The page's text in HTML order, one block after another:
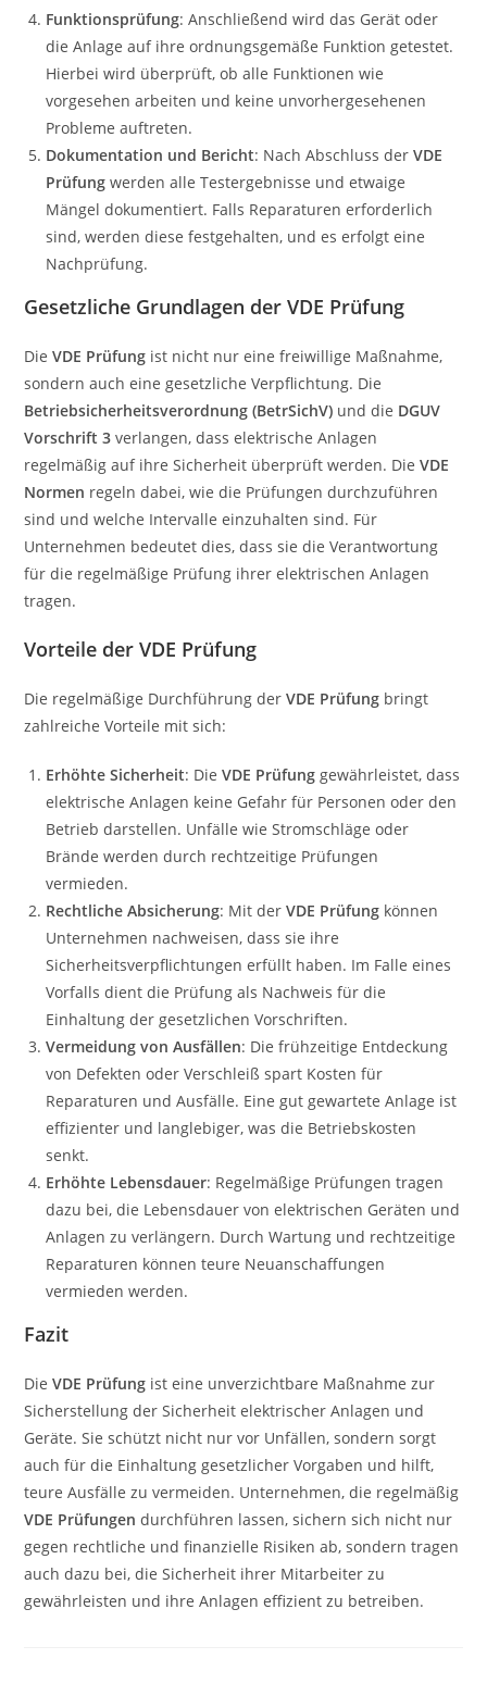
Funktionsprüfung: Anschließend wird das Gerät oder
die Anlage auf ihre ordnungsgemäße Funktion getestet.
Hierbei wird überprüft, ob alle Funktionen wie
vorgesehen arbeiten und keine unvorhergesehenen
Probleme auftreten.
Dokumentation und Bericht: Nach Abschluss derVDE
Prüfung werden alle Testergebnisse und etwaige
Mängel dokumentiert. Falls Reparaturen erforderlich
sind, werden diese festgehalten, und es erfolgt eine
Nachprüfung.
Gesetzliche Grundlagen der VDE Prüfung
DieVDE Prüfung ist nicht nur eine freiwillige Maßnahme,
sondern auch eine gesetzliche Verpflichtung. Die
Betriebsicherheitsverordnung (BetrSichV) und die DGUV
Vorschrift 3 verlangen, dass elektrische Anlagen
regelmäßig auf ihre Sicherheit überprüft werden. DieVDE
Normen regeln dabei, wie die Prüfungen durchzuführen
sind und welche Intervalle einzuhalten sind. Für
Unternehmen bedeutet dies, dass sie die Verantwortung
für die regelmäßige Prüfung ihrer elektrischen Anlagen
tragen.
Vorteile der VDE Prüfung
Die regelmäßige Durchführung derVDE Prüfung bringt
zahlreiche Vorteile mit sich:
Erhöhte Sicherheit: DieVDE Prüfung gewährleistet, dass
elektrische Anlagen keine Gefahr für Personen oder den
Betrieb darstellen. Unfälle wie Stromschläge oder
Brände werden durch rechtzeitige Prüfungen
vermieden.
Rechtliche Absicherung: Mit derVDE Prüfung können
Unternehmen nachweisen, dass sie ihre
Sicherheitsverpflichtungen erfüllt haben. Im Falle eines
Vorfalls dient die Prüfung als Nachweis für die
Einhaltung der gesetzlichen Vorschriften.
Vermeidung von Ausfällen: Die frühzeitige Entdeckung
von Defekten oder Verschleiß spart Kosten für
Reparaturen und Ausfälle. Eine gut gewartete Anlage ist
effizienter und langlebiger, was die Betriebskosten
senkt.
Erhöhte Lebensdauer: Regelmäßige Prüfungen tragen
dazu bei, die Lebensdauer von elektrischen Geräten und
Anlagen zu verlängern. Durch Wartung und rechtzeitige
Reparaturen können teure Neuanschaffungen
vermieden werden.
Fazit
DieVDE Prüfung ist eine unverzichtbare Maßnahme zur
Sicherstellung der Sicherheit elektrischer Anlagen und
Geräte. Sie schützt nicht nur vor Unfällen, sondern sorgt
auch für die Einhaltung gesetzlicher Vorgaben und hilft,
teure Ausfälle zu vermeiden. Unternehmen, die regelmäßig
VDE Prüfungen durchführen lassen, sichern sich nicht nur
gegen rechtliche und finanzielle Risiken ab, sondern tragen
auch dazu bei, die Sicherheit ihrer Mitarbeiter zu
gewährleisten und ihre Anlagen effizient zu betreiben.